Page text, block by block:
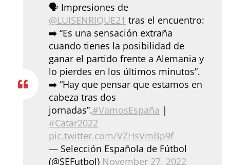
🗣️ Impresiones de
@LUISENRIQUE21 tras el encuentro:
➡️ “Es una sensación extraña
cuando tienes la posibilidad de
ganar el partido frente a Alemania y
lo pierdes en los últimos minutos”.
➡️ “Hay que pensar que estamos en
cabeza tras dos
jornadas”.#VamosEspaña |
#Catar2022
pic.twitter.com/VZHsVmBp9f
— Selección Española de Fútbol
(@SEFutbol) November 27, 2022